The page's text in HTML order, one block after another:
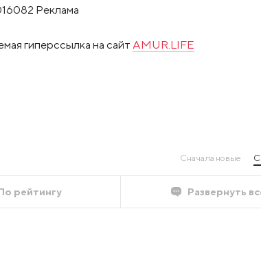
Реклама
гиперссылка на сайт AMUR.LIFE
Сначала новые
рейтингу Развернуть